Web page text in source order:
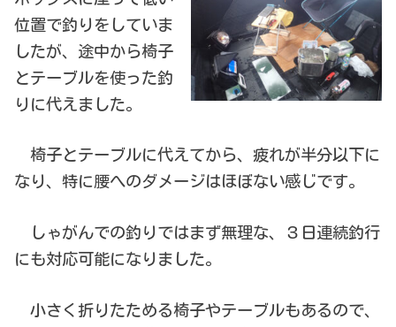
位置で釣りをしていま
したが、途中から椅子
とテーブルを使った釣
りに代えました。
椅子とテーブルに代えてから、疲れが半分以下に
なり、特に腰へのダメージはほぼない感じです。
しゃがんでの釣りではまず無理な、３日連続釣行
にも対応可能になりました。
小さく折りたためる椅子やテーブルもあるので、